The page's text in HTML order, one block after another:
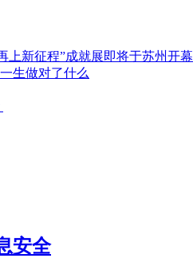
新征程”成就展即将于苏州开幕
生做对了什么
安全